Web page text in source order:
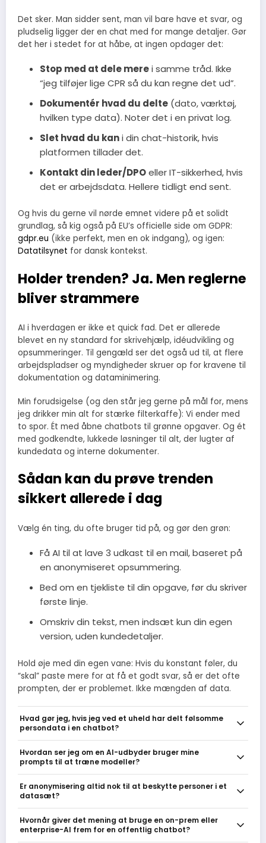
Det sker. Man sidder sent, man vil bare have et svar, og
pludselig ligger der en chat med for mange detaljer. Gør
det her i stedet for at håbe, at ingen opdager det:
Stop med at dele merei samme tråd. Ikke
“jeg tilføjer lige CPR så du kan regne det ud”.
Dokumentér hvad du delte(dato, værktøj,
hvilken type data). Noter det i en privat log.
Slet hvad du kani din chat-historik, hvis
platformen tillader det.
Kontakt din leder/DPOeller IT-sikkerhed, hvis
det er arbejdsdata. Hellere tidligt end sent.
Og hvis du gerne vil nørde emnet videre på et solidt
grundlag, så kig også på EU’s officielle side om GDPR:
gdpr.eu (ikke perfekt, men en ok indgang), og igen:
Datatilsynet for dansk kontekst.
Holder trenden? Ja. Men reglerne
bliver strammere
AI i hverdagen er ikke et quick fad. Det er allerede
blevet en ny standard for skrivehjælp, idéudvikling og
opsummeringer. Til gengæld ser det også ud til, at flere
arbejdspladser og myndigheder skruer op for kravene til
dokumentation og dataminimering.
Min forudsigelse (og den står jeg gerne på mål for, mens
jeg drikker min alt for stærke filterkaffe): Vi ender med
to spor. Ét med åbne chatbots til grønne opgaver. Og ét
med godkendte, lukkede løsninger til alt, der lugter af
kundedata og interne dokumenter.
Sådan kan du prøve trenden
sikkert allerede i dag
Vælg én ting, du ofte bruger tid på, og gør den grøn:
Få AI til at lave 3 udkast til en mail, baseret på
en anonymiseret opsummering.
Bed om en tjekliste til din opgave, før du skriver
første linje.
Omskriv din tekst, men indsæt kun din egen
version, uden kundedetaljer.
Hold øje med din egen vane: Hvis du konstant føler, du
“skal” paste mere for at få et godt svar, så er det ofte
prompten, der er problemet. Ikke mængden af data.
Hvad gør jeg, hvis jeg ved et uheld har delt følsomme
persondata i en chatbot?
skærmbillede eller chat-id). Kontakt din it- eller
databeskyttelsesansvarlige med det samme, bed leverandøren
og hvilke skridt du har taget. Vurder om hændelsen skal
Hvordan ser jeg om en AI-udbyder bruger mine
prompts til at træne modeller?
som ’vi bruger data til modeltræning’ eller ’no-training option’.
kontrakt med en no-training-klausul. Hvis det er uklart, spørg
leverandøren direkte før du deler følsomme oplysninger.
Er anonymisering altid nok til at beskytte personer i et
datasæt?
matches med andre kilder; pseudonymisering (fx at skifte navne)
er ofte utilstrækkelig alene. Brug aggregation, generalisering og
Hvornår giver det mening at bruge en on-prem eller
enterprise-AI frem for en offentlig chatbot?